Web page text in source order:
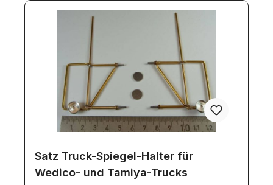
Satz Truck-Spiegel-Halter für
Wedico- und Tamiya-Trucks